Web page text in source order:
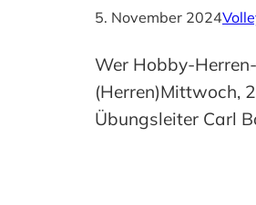
5. November 2024
Wer Hobby-
(Herren)Mittwoch,
Übungsleiter Carl